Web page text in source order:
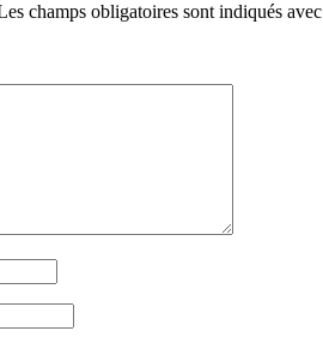
champs obligatoires sont indiqués avec